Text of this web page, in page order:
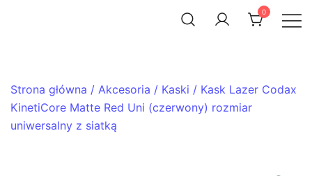
0
Strona główna / Akcesoria / Kaski / Kask Lazer Codax
KinetiCore Matte Red Uni (czerwony) rozmiar
uniwersalny z siatką